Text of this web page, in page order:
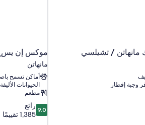
مانهاتن / تشيلسي
وجبة إفطار
موكس إن يس
مانهاتن
أماكن تسمح
الحيوانات الأليفة
مطعم
9.0
من
9.0 رائع
1,385 تقييمًا